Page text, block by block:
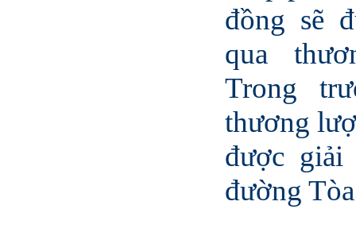
đồng sẽ
qua
Trong
thương
được giải
đường